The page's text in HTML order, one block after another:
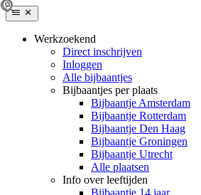
Werkzoekend
Direct inschrijven
Inloggen
Alle bijbaantjes
Bijbaantjes per plaats
Bijbaantje Amsterdam
Bijbaantje Rotterdam
Bijbaantje Den Haag
Bijbaantje Groningen
Bijbaantje Utrecht
Alle plaatsen
Info over leeftijden
Bijbaantje 14 jaar